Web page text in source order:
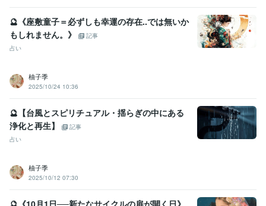
🔮《座敷童子＝必ずしも幸運の存在..では無いか
もしれません。》
記事
占い
柚子季
2025/10/24 10:36
🔮【台風とスピリチュアル・揺らぎの中にある
浄化と再生】
記事
占い
柚子季
2025/10/12 07:30
🔮《10月1日──新たなサイクルの扉が開く日》